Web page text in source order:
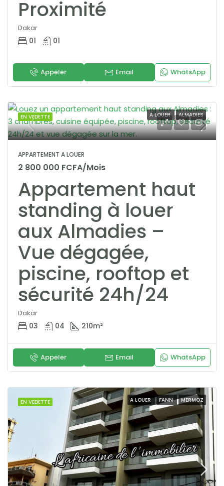
Proximité
Dakar
01 01
Appeler Email WhatsApp
EN VEDETTE A LOUER ALMADIES
APPARTEMENT A LOUER
2 800 000 FCFA/Mois
Appartement haut
standing à louer
aux Almadies –
Vue dégagée,
piscine, rooftop et
sécurité 24h/24
Dakar
03 04 210m²
Appeler Email WhatsApp
EN VEDETTE A LOUER FANN MERMOZ